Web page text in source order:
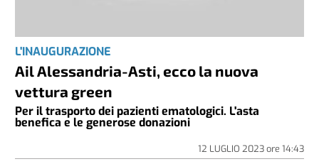
L'INAUGURAZIONE
Ail Alessandria-Asti, ecco la nuova
vettura green
Per il trasporto dei pazienti ematologici. L'asta
benefica e le generose donazioni
12 LUGLIO 2023ore 14:43